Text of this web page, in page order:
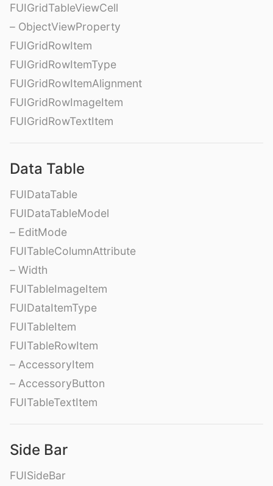
FUIGridTableViewCell
– ObjectViewProperty
FUIGridRowItem
FUIGridRowItemType
FUIGridRowItemAlignment
FUIGridRowImageItem
FUIGridRowTextItem
Data Table
FUIDataTable
FUIDataTableModel
– EditMode
FUITableColumnAttribute
– Width
FUITableImageItem
FUIDataItemType
FUITableItem
FUITableRowItem
– AccessoryItem
– AccessoryButton
FUITableTextItem
Side Bar
FUISideBar